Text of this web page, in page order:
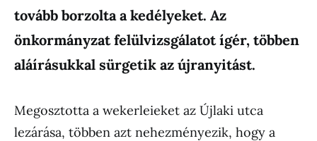
tovább borzolta a kedélyeket. Az
önkormányzat felülvizsgálatot ígér, többen
aláírásukkal sürgetik az újranyitást.
Megosztotta a wekerleieket az Újlaki utca
lezárása, többen azt nehezményezik, hogy a